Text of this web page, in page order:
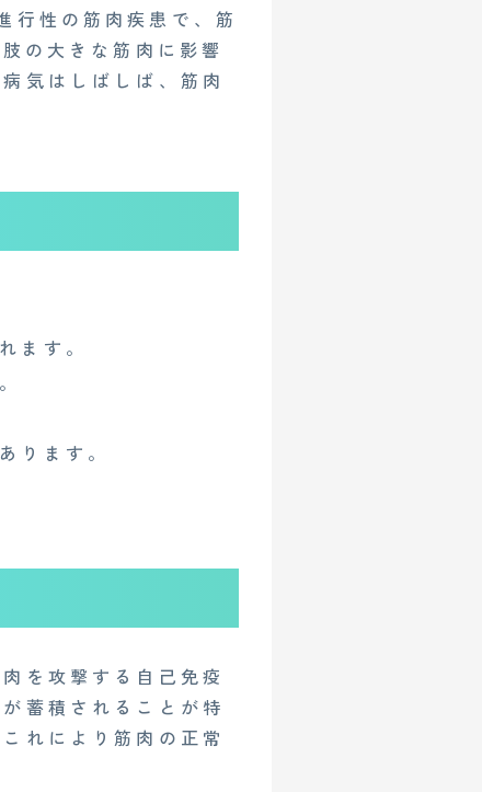
性の筋肉疾患で、筋
の大きな筋肉に影響
気はしばしば、筋肉
ます。
ります。
を攻撃する自己免疫
蓄積されることが特
れにより筋肉の正常